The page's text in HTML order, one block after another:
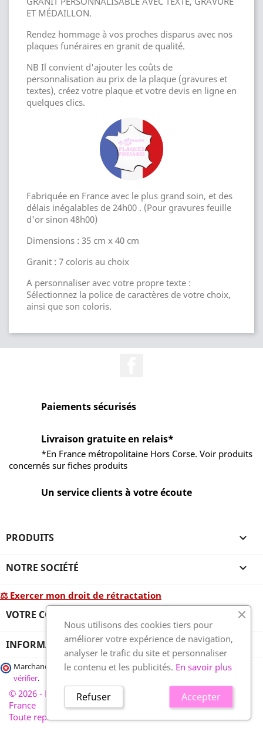
ET MÉDAILLON.
Rendez hommage à vos proches disparus avec nos
plaques funéraires en granit de qualité.
NB Il convient d'ajouter les coûts de
personnalisation au prix de la plaque (gravures et
textes), créez votre plaque et votre devis en ligne en
quelques clics.
Fabriquée en France avec le plus grand soin, et des
délais inégalables de 24h00 . (Pour gravures feuille
d'or sinon 48h00)
Dimensions : 35 cm x 40 cm
Granit : 7 coloris au choix
A personnaliser avec votre propre texte :
Sélectionnez la police de caractères de votre choix,
ainsi que son coloris.
Paiements sécurisés
Livraison gratuite en relais*
*En France métropolitaine Hors Corse. Voir produits
concernés sur fiches produits
Un service clients à votre écoute
PRODUITS 
NOTRE SOCIÉTÉ 
⚖ Exercer mon droit de rétractation
VOTRE COMPTE 
INFORMATIONS
Marchand approuvé par la Société des Avis Garantis,cliquez ici pour
vérifier.
© 2026 - France-plaques-funéraires.fr, développé par Wess
France
Toute reproduction interdite
Nous utilisons des cookies tiers pour
améliorer votre expérience de navigation,
analyser le trafic du site et personnaliser
le contenu et les publicités. En savoir plus
Accepter
Refuser